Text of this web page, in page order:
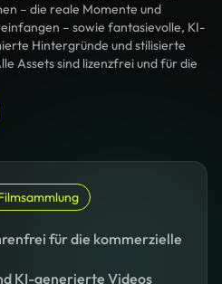
– die reale Momente und
– sowie fantasievolle, KI-
Hintergründe und stilisierte
Assets sind lizenzfrei und für die
für die kommerzielle
KI-generierte Videos